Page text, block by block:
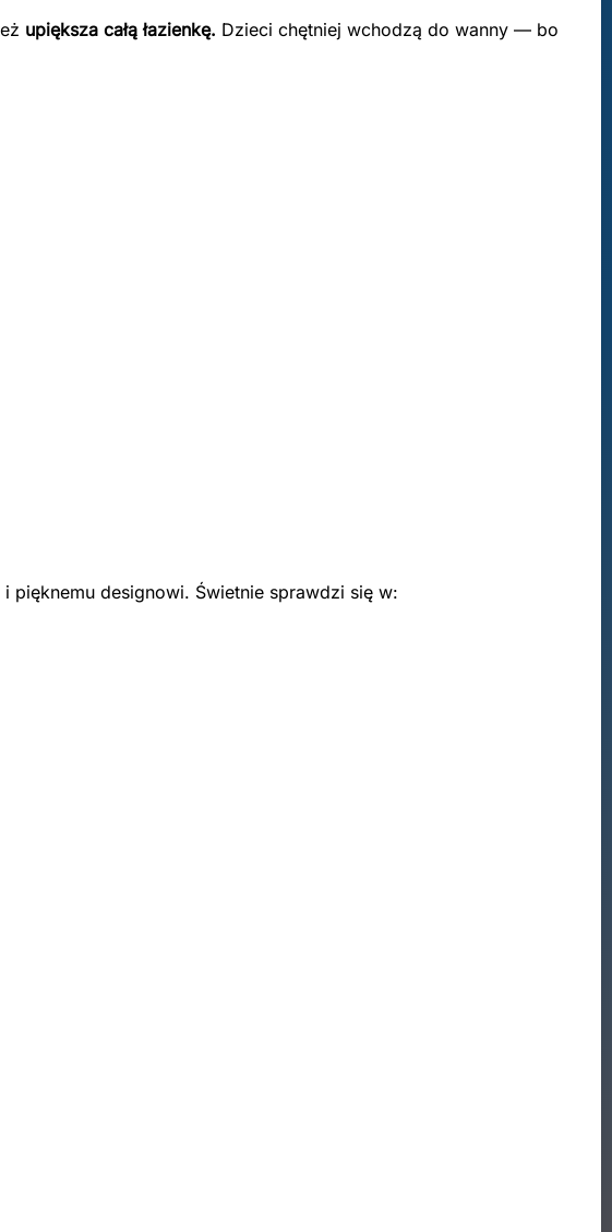
upiększa całą łazienkę. Dzieci chętniej wchodzą do wanny — bo
designowi. Świetnie sprawdzi się w: